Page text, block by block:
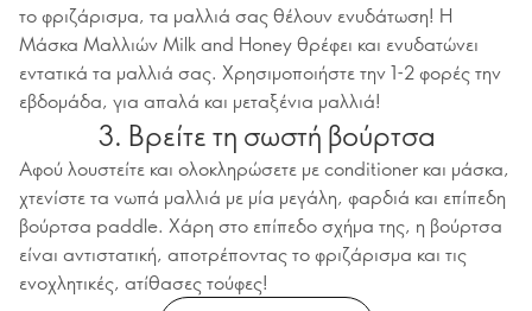
το φριζάρισμα, τα μαλλιά σας θέλουν ενυδάτωση! Η
Μάσκα Μαλλιών Milk and Honey θρέφει και ενυδατώνει
εντατικά τα μαλλιά σας. Χρησιμοποιήστε την 1-2 φορές την
εβδομάδα, για απαλά και μεταξένια μαλλιά!
3. Βρείτε τη σωστή βούρτσα
Αφού λουστείτε και ολοκληρώσετε με conditioner και μάσκα,
χτενίστε τα νωπά μαλλιά με μία μεγάλη, φαρδιά και επίπεδη
βούρτσα paddle. Χάρη στο επίπεδο σχήμα της, η βούρτσα
είναι αντιστατική, αποτρέποντας το φριζάρισμα και τις
ενοχλητικές, ατίθασες τούφες!